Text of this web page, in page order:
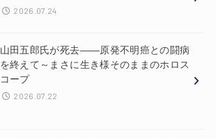
2026.07.24
山田五郎氏が死去——原発不明癌との闘病
を終えて～まさに生き様そのままのホロス
コープ
2026.07.22